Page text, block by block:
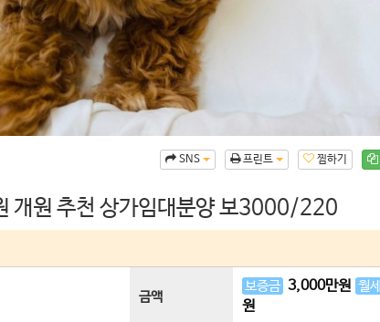
찜하기
프린트
SNS
개원 추천 상가임대분양 보3000/220
금액
보증금 3,000만원 월세
원